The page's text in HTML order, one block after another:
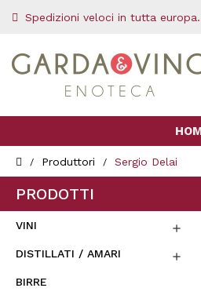
Spedizioni veloci in tutta europa.
Produttori Sergio Delai
PRODOTTI
VINI

DISTILLATI / AMARI

BIRRE